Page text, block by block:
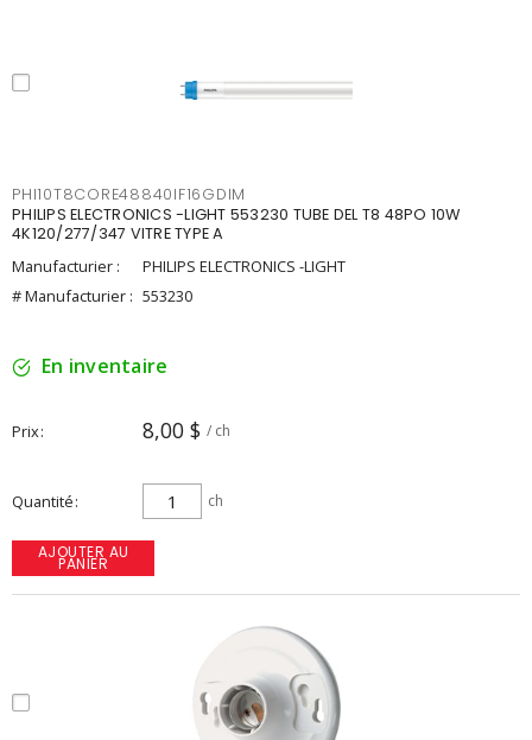
PHI10T8CORE48840IF16GDIM
PHILIPS ELECTRONICS -LIGHT 553230 TUBE DEL T8 48PO 10W
4K120/277/347 VITRE TYPE A
Manufacturier :
PHILIPS ELECTRONICS -LIGHT
# Manufacturier : 553230
En inventaire
Prix 8,00 $ / ch
Quantité ch
AJOUTER AU
PANIER